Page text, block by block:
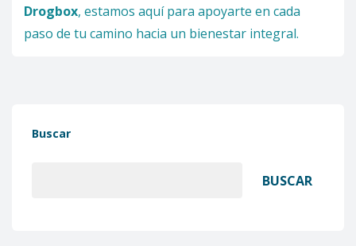
Drogbox, estamos aquí para apoyarte en cada
paso de tu camino hacia un bienestar integral.
Buscar
BUSCAR